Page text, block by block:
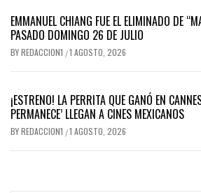
EMMANUEL CHIANG FUE EL ELIMINADO DE
PASADO DOMINGO 26 DE JULIO
BYREDACCION1 /1 AGOSTO, 2026
¡ESTRENO! LA PERRITA QUE GANÓ EN
PERMANECE’ LLEGAN A CINES MEXICANOS
BYREDACCION1 /1 AGOSTO, 2026